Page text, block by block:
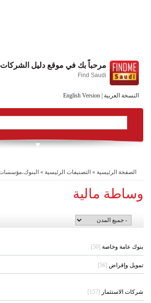
النسخة العربية English Version
مرحباً بك في موقع دليل الشركات
Find Saudi
الصفحة الرئيسية » التصنيفات الرئيسية » البنوك،مؤسسات
وساطة مالية
بنوك عامة وخاصة [50]
تمويل وإقراض [56]
شركات الاستثمار [157]